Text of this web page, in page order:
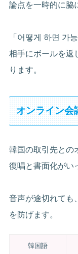
論点を一時的に脇
「어떻게 하면 가
相手にボールを返
ります。
オンライン会
韓国の取引先との
復唱と書面化がい
音声が途切れても
を防げます。
韓国語